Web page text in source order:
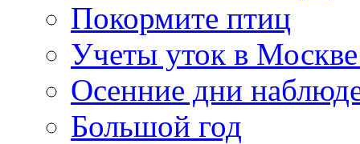
Покормите птиц
Учеты уток в
Осенние дни
Большой год